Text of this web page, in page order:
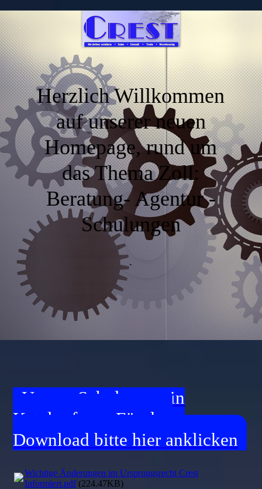
Herzlich Willkommen
auf unserer neuen
Homepage, rund um
das Thema Zoll:
Beratung- Agentur -
Schulungen
.
Unsere Schulungen in
Katalogform. Für den
Download bitte hier anklicken
Wichtige Änderungen im Ursprungsrecht Crest
Informiert.pdf(224.47KB)